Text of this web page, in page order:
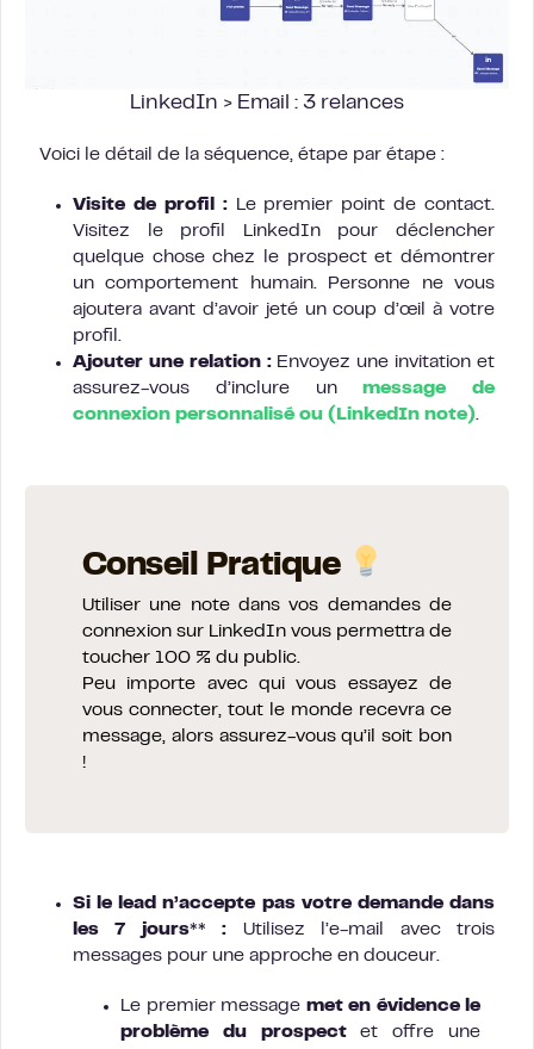
LinkedIn > Email : 3 relances
Voici le détail de la séquence, étape par étape :
Visite de profil :Le premier point de contact.
Visitez le profil LinkedIn pour déclencher
quelque chose chez le prospect et démontrer
un comportement humain. Personne ne vous
ajoutera avant d’avoir jeté un coup d’œil à votre
profil.
Ajouter une relation :Envoyez une invitation et
assurez-vous d’inclure unmessage de
connexion personnalisé ou (LinkedIn note).
Conseil Pratique
Utiliser une note dans vos demandes de
connexion sur LinkedIn vous permettra de
toucher 100 % du public.
Peu importe avec qui vous essayez de
vous connecter, tout le monde recevra ce
message, alors assurez-vous qu’il soit bon
!
Si le lead n’accepte pas votre demande dans
les 7 jours** : Utilisez l’e-mail avec trois
messages pour une approche en douceur.
Le premier message met en évidence le
problème du prospectet offre une